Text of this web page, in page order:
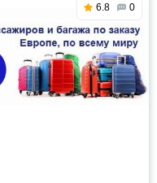
6.8 0